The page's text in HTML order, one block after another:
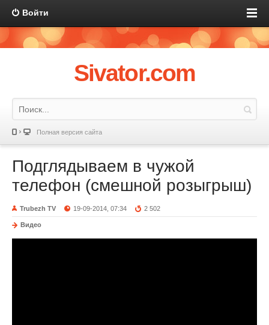
Войти
Sivator.com
Полная версия сайта
Подглядываем в чужой
телефон (смешной розыгрыш)
Trubezh TV 19-09-2014, 07:34 2 502
Видео